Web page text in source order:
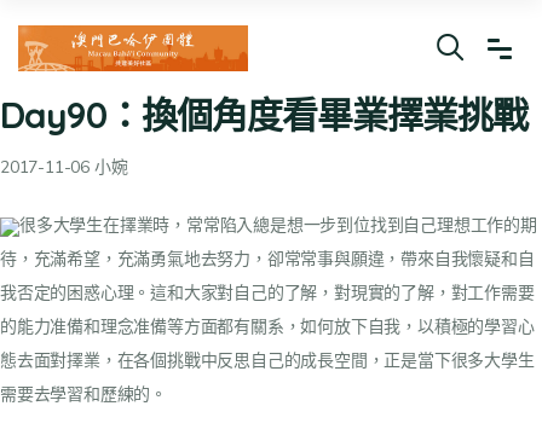
Day90：換個角度看畢業擇業挑戰
2017-11-06 小婉
很多大學生在擇業時，常常陷入總是想一步到位找到自己理想工作的期
待，充滿希望，充滿勇氣地去努力，卻常常事與願違，帶來自我懷疑和自
我否定的困惑心理。這和大家對自己的了解，對現實的了解，對工作需要
的能力准備和理念准備等方面都有關系，如何放下自我，以積極的學習心
態去面對擇業，在各個挑戰中反思自己的成長空間，正是當下很多大學生
需要去學習和歷練的。